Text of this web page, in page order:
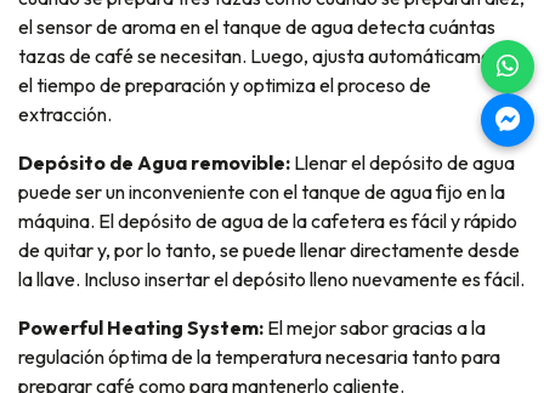
el sensor de aroma en el tanque de agua detecta cuántas
tazas de café se necesitan. Luego, ajusta automáticamente
el tiempo de preparación y optimiza el proceso de
extracción.
Depósito de Agua removible: Llenar el depósito de agua
puede ser un inconveniente con el tanque de agua fijo en la
máquina. El depósito de agua de la cafetera es fácil y rápido
de quitar y, por lo tanto, se puede llenar directamente desde
la llave. Incluso insertar el depósito lleno nuevamente es fácil.
Powerful Heating System: El mejor sabor gracias a la
regulación óptima de la temperatura necesaria tanto para
preparar café como para mantenerlo caliente.